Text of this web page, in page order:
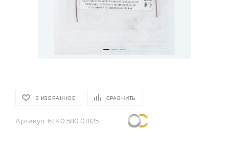
В ИЗБРАННОЕ СРАВНИТЬ
Артикул: 61.40.580.01825